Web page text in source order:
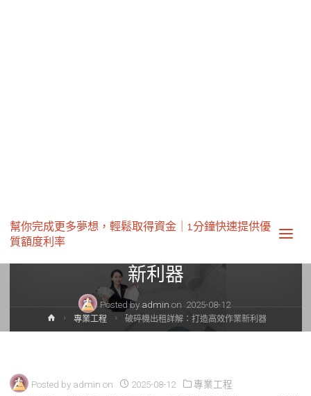
幫你完成更多夢想，輕鬆取得資金｜1分鐘快速提供優
質額度利率‎
破碎機出租詳解：打造高效作業
新利器
Posted by admin on 2025-08-12
Home專業工程 破碎機出租詳解：打造高效作業新利器
Posted by admin on 2025-08-12 專業工程